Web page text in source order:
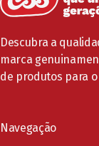
Descubra a
marca
de produtos para o
Navegação